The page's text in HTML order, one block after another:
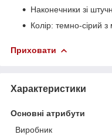
Наконечники зі
Колір: темно-сірий
Приховати
Характеристики
Основні атрибути
Виробник